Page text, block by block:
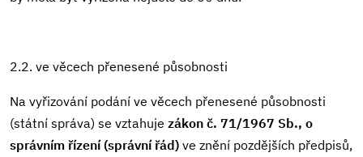
2.2. ve věcech přenesené působnosti
Na vyřizování podání ve věcech přenesené působnosti
(státní správa) se vztahuje zákon č. 71/1967 Sb., o
správním řízení (správní řád) ve znění pozdějších předpisů,